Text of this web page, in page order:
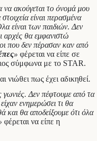
να ακούγεται το όνομά μου
είναι περασμένα
είναι των παιδιών. Δεν
αρχές θα εμφανιστώ
που δεν πέρασαν καν από
» φέρεται να είπε σε
σύμφωνα με το STAR.
νιώθει πως έχει αδικηθεί.
γωνιές. Δεν πέφτουμε από τα
ενημερώσει τι θα
και θα αποδείξουμε ότι όλα
φέρεται να είπε η